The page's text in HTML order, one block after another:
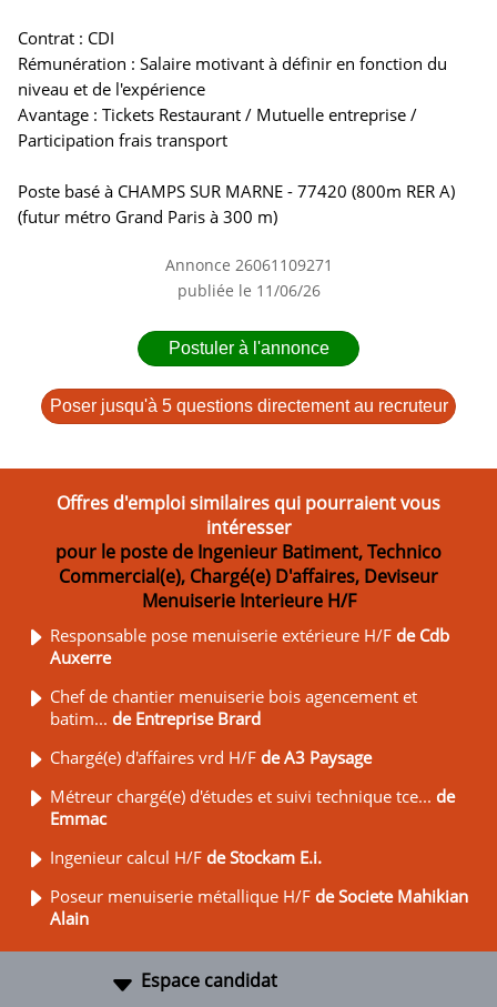
Contrat : CDI
Rémunération : Salaire motivant à définir en fonction du
niveau et de l'expérience
Avantage : Tickets Restaurant / Mutuelle entreprise /
Participation frais transport
Poste basé à CHAMPS SUR MARNE - 77420 (800m RER A)
(futur métro Grand Paris à 300 m)
Annonce 26061109271
publiée le 11/06/26
Postuler à l'annonce
Poser jusqu'à 5 questions directement au recruteur
Offres d'emploi similaires qui pourraient vous
intéresser
pour le poste de Ingenieur Batiment, Technico
Commercial(e), Chargé(e) D'affaires, Deviseur
Menuiserie Interieure H/F
Responsable pose menuiserie extérieure H/F de Cdb
Auxerre
Chef de chantier menuiserie bois agencement et
batim... de Entreprise Brard
Chargé(e) d'affaires vrd H/F de A3 Paysage
Métreur chargé(e) d'études et suivi technique tce... de
Emmac
Ingenieur calcul H/F de Stockam E.i.
Poseur menuiserie métallique H/F de Societe Mahikian
Alain
Espace candidat